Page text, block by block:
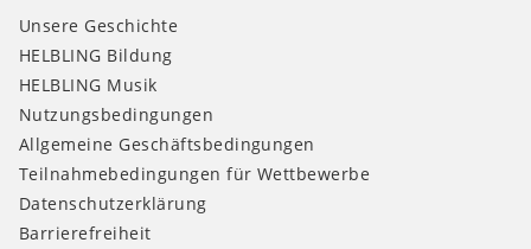
Unsere Geschichte
HELBLING Bildung
HELBLING Musik
Nutzungsbedingungen
Allgemeine Geschäftsbedingungen
Teilnahmebedingungen für Wettbewerbe
Datenschutzerklärung
Barrierefreiheit